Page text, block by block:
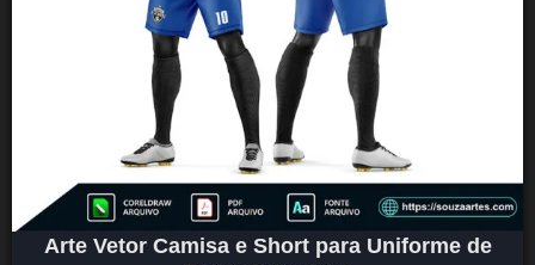
Arte Vetor Camisa e Short para Uniforme de